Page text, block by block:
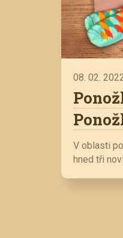
08. 02.
V oblasti
hned tři